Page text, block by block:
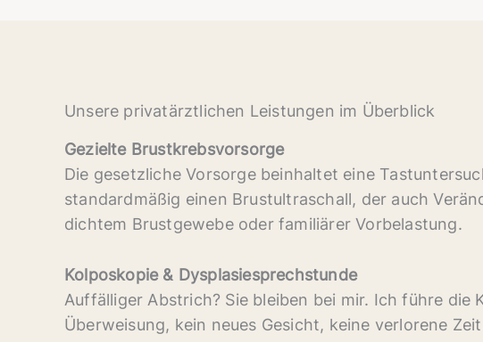
Unsere privatärztlichen Leistungen im Überblick
Gezielte Brustkrebsvorsorge
Die gesetzliche Vorsorge beinhaltet eine
standardmäßig einen Brustultraschall, der auch
dichtem Brustgewebe oder familiärer Vorbelastung.
Kolposkopie & Dysplasiesprechstunde
Auffälliger Abstrich? Sie bleiben bei mir. Ich führe die
Überweisung, kein neues Gesicht, keine verlorene